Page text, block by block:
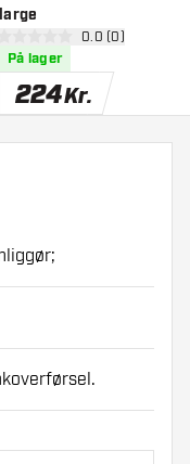
large
åbn
0 bedømmelsesstjerner
0.0 (0)
På lager
224Kr.